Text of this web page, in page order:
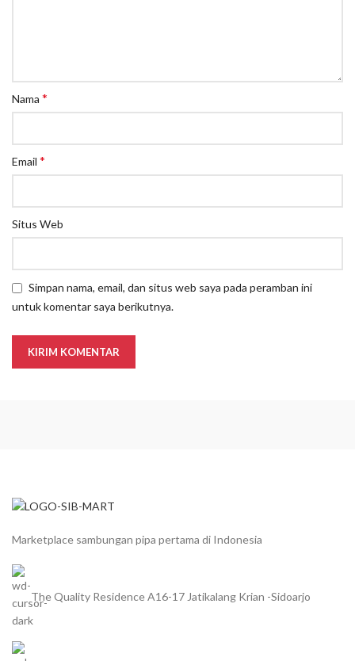
Nama *
Email *
Situs Web
Simpan nama, email, dan situs web saya pada peramban ini
untuk komentar saya berikutnya.
Marketplace sambungan pipa pertama di Indonesia
The Quality Residence A16-17 Jatikalang Krian -Sidoarjo